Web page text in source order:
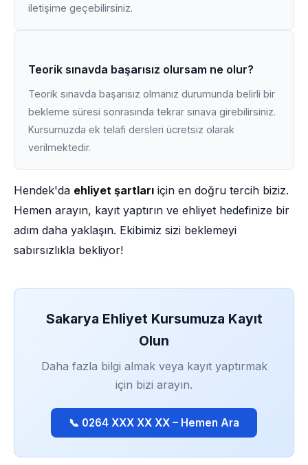
iletişime geçebilirsiniz.
Teorik sınavda başarısız olursam ne olur?
Teorik sınavda başarısız olmanız durumunda belirli bir
bekleme süresi sonrasında tekrar sınava girebilirsiniz.
Kursumuzda ek telafi dersleri ücretsiz olarak
verilmektedir.
Hendek'da ehliyet şartları için en doğru tercih biziz.
Hemen arayın, kayıt yaptırın ve ehliyet hedefinize bir
adım daha yaklaşın. Ekibimiz sizi beklemeyi
sabırsızlıkla bekliyor!
Sakarya Ehliyet Kursumuza Kayıt
Olun
Daha fazla bilgi almak veya kayıt yaptırmak
için bizi arayın.
📞 0264 XXX XX XX – Hemen Ara